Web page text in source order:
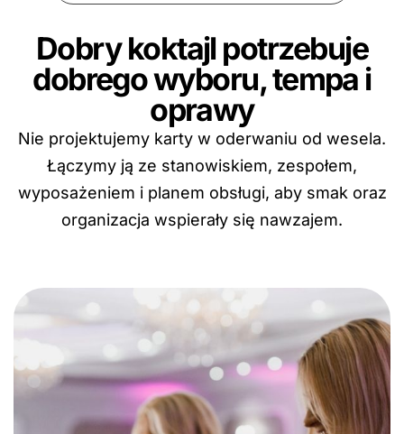
Dobry koktajl potrzebuje
dobrego wyboru, tempa i
oprawy
Nie projektujemy karty w oderwaniu od wesela.
Łączymy ją ze stanowiskiem, zespołem,
wyposażeniem i planem obsługi, aby smak oraz
organizacja wspierały się nawzajem.